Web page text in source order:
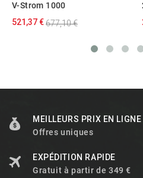
V-Strom 1000
521,37 €677,10 €
MEILLEURS PRIX EN LIGNE
Offres uniques
EXPÉDITION RAPIDE
Gratuit à partir de 349 €